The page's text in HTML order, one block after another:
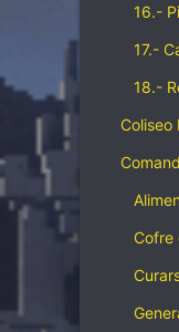
16.-
17.-
18.-
Coliseo
Cofre